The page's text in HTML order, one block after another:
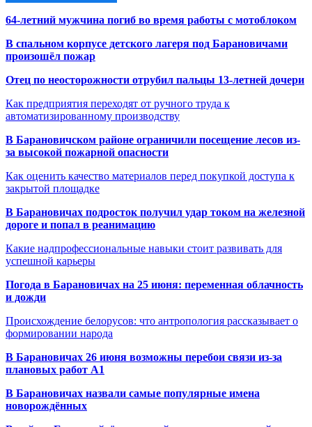
64-летний мужчина погиб во время работы с мотоблоком
В спальном корпусе детского лагеря под Барановичами
произошёл пожар
Отец по неосторожности отрубил пальцы 13-летней дочери
Как предприятия переходят от ручного труда к
автоматизированному производству
В Барановичском районе ограничили посещение лесов из-
за высокой пожарной опасности
Как оценить качество материалов перед покупкой доступа к
закрытой площадке
В Барановичах подросток получил удар током на железной
дороге и попал в реанимацию
Какие надпрофессиональные навыки стоит развивать для
успешной карьеры
Погода в Барановичах на 25 июня: переменная облачность
и дожди
Происхождение белорусов: что антропология рассказывает о
формировании народа
В Барановичах 26 июня возможны перебои связи из-за
плановых работ A1
В Барановичах назвали самые популярные имена
новорождённых